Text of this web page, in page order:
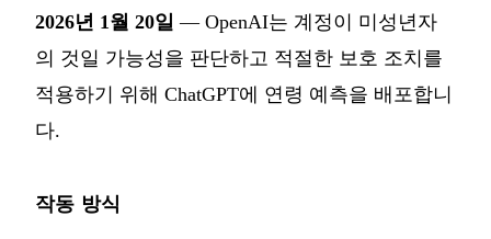
2026년 1월 20일 — OpenAI는 계정이 미성년자
의 것일 가능성을 판단하고 적절한 보호 조치를
적용하기 위해 ChatGPT에 연령 예측을 배포합니
다.
작동 방식